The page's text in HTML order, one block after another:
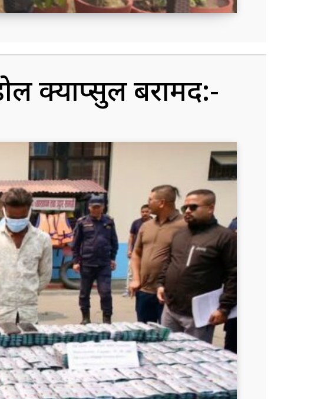
क्याप्सुल बरामद:-